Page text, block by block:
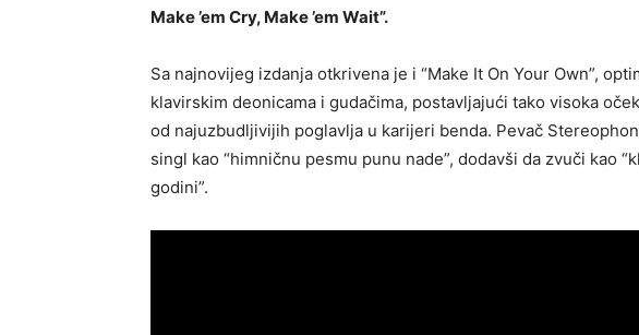
Make ’em Cry, Make ’em Wait”.
Sa najnovijeg izdanja otkrivena je i “Make It On Your Own”,
klavirskim deonicama i gudačima, postavljajući tako visoka
od najuzbudljivijih poglavlja u karijeri benda. Pevač
singl kao “himničnu pesmu punu nade”, dodavši da zvuči kao
godini”.